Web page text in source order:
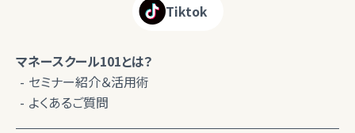
Tiktok
マネースクール101とは？
セミナー紹介＆活用術
よくあるご質問